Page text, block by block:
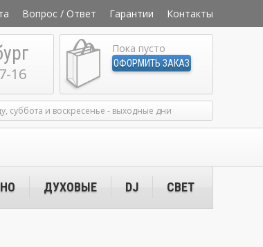
Вопрос / Ответ Гарантии Контакты
16
Пока пусто
ОФОРМИТЬ ЗАКАЗ
суббота и воскресенье - выходные дни
ДУХОВЫЕ DJ СВЕТ